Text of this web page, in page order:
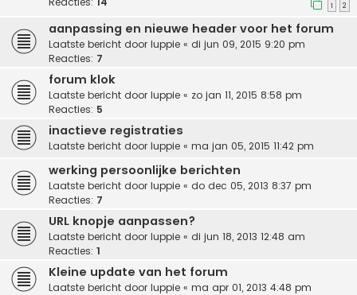
1 2
aanpassing en nieuwe header voor het forum
Laatste bericht door luppie « di jun 09, 2015 9:20 pm
Reacties: 7
forum klok
Laatste bericht door luppie « zo jan 11, 2015 8:58 pm
Reacties: 5
inactieve registraties
Laatste bericht door luppie « ma jan 05, 2015 11:42 pm
werking persoonlijke berichten
Laatste bericht door luppie « do dec 05, 2013 8:37 pm
Reacties: 7
URL knopje aanpassen?
Laatste bericht door luppie « di jun 18, 2013 12:48 am
Reacties: 1
Kleine update van het forum
Laatste bericht door luppie « ma apr 01, 2013 4:48 pm